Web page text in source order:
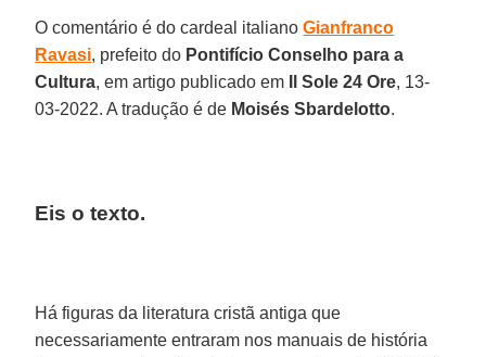
O comentário é do cardeal italianoGianfranco
Ravasi, prefeito do Pontifício Conselho para a
Cultura, em artigo publicado em Il Sole 24 Ore, 13-
03-2022. A tradução é de Moisés Sbardelotto.
Eis o texto.
Há figuras da literatura cristã antiga que
necessariamente entraram nos manuais de história